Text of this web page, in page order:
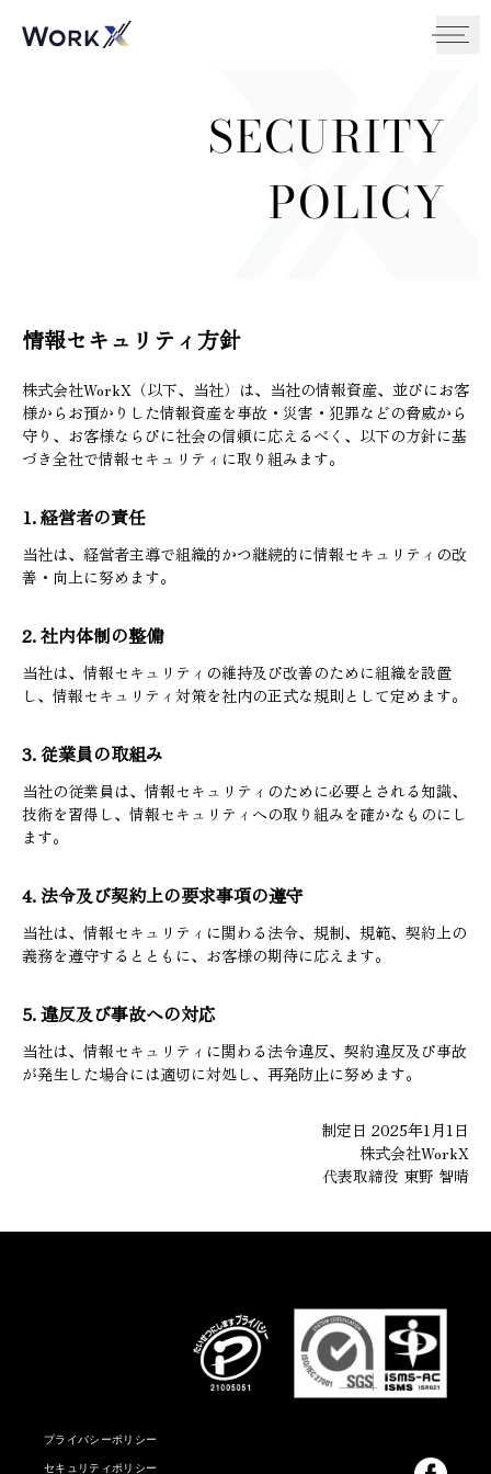
SECURITY
POLICY
情報セキュリティ方針
株式会社WorkX（以下、当社）は、当社の情報資産、並びにお客
様からお預かりした情報資産を事故・災害・犯罪などの脅威から
守り、お客様ならびに社会の信頼に応えるべく、以下の方針に基
づき全社で情報セキュリティに取り組みます。
1. 経営者の責任
当社は、経営者主導で組織的かつ継続的に情報セキュリティの改
善・向上に努めます。
2. 社内体制の整備
当社は、情報セキュリティの維持及び改善のために組織を設置
し、情報セキュリティ対策を社内の正式な規則として定めます。
3. 従業員の取組み
当社の従業員は、情報セキュリティのために必要とされる知識、
技術を習得し、情報セキュリティへの取り組みを確かなものにし
ます。
4. 法令及び契約上の要求事項の遵守
当社は、情報セキュリティに関わる法令、規制、規範、契約上の
義務を遵守するとともに、お客様の期待に応えます。
5. 違反及び事故への対応
当社は、情報セキュリティに関わる法令違反、契約違反及び事故
が発生した場合には適切に対処し、再発防止に努めます。
制定日 2025年1月1日
株式会社WorkX
代表取締役 東野 智晴
プライバシーポリシー
セキュリティポリシー